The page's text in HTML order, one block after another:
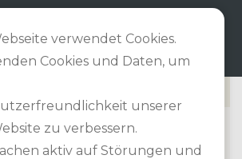
DE
& COUNTRY CLUB
verwendet Cookies.
Cookies und Daten, um
unserer
zu verbessern.
aktiv auf Störungen und